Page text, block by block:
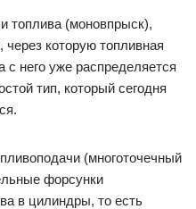
топлива (моновпрыск),
которую топливная
с него уже распределяется
тип, который сегодня
(многоточечный
форсунки
в цилиндры, то есть